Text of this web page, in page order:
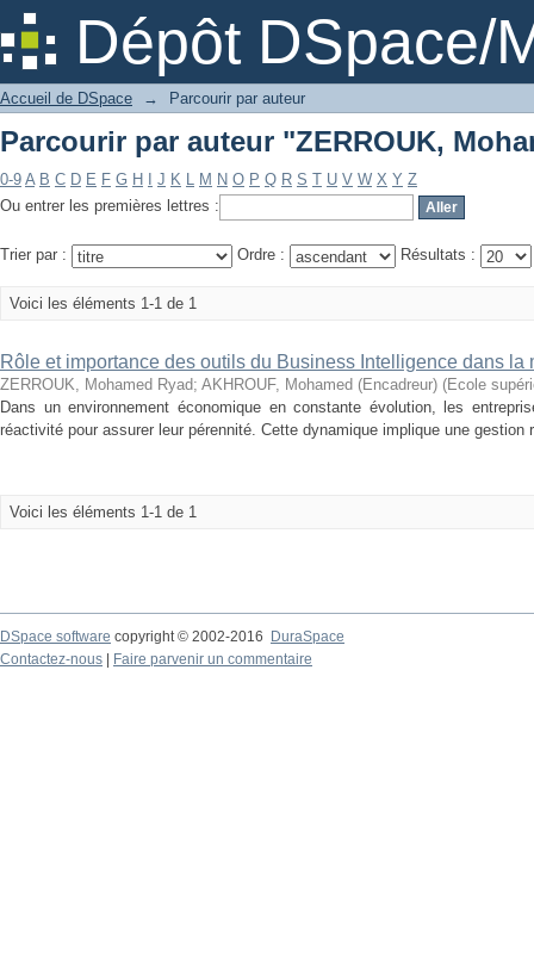
Dépôt DSpace/
Parcourir par auteur "ZERROUK,
Accueil de DSpace → Parcourir par auteur
Parcourir par auteur "ZERROUK,
0-9 A B C D E F G H J K L M N O P Q R S T U V W X Y Z
Ou entrer les premières lettres :
Trier par : Ordre : Résultats :
Voici les éléments 1-1 de 1
Rôle et importance des outils du Business Intelligence dans la
ZERROUK, Mohamed Ryad; AKHROUF, Mohamed (Encadreur) (Ecole
Dans un environnement économique en constante évolution, les
réactivité pour assurer leur pérennité. Cette dynamique implique une gestion
Voici les éléments 1-1 de 1
DSpace software copyright © 2002-2016
DuraSpace
Contactez-nous
Faire parvenir un commentaire